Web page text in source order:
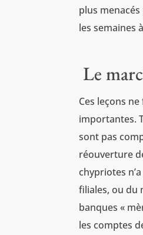
plus
les semaines
Le
Ces leçons
importantes.
sont pas
réouverture
chypriotes
filiales, ou du
banques «
les comptes